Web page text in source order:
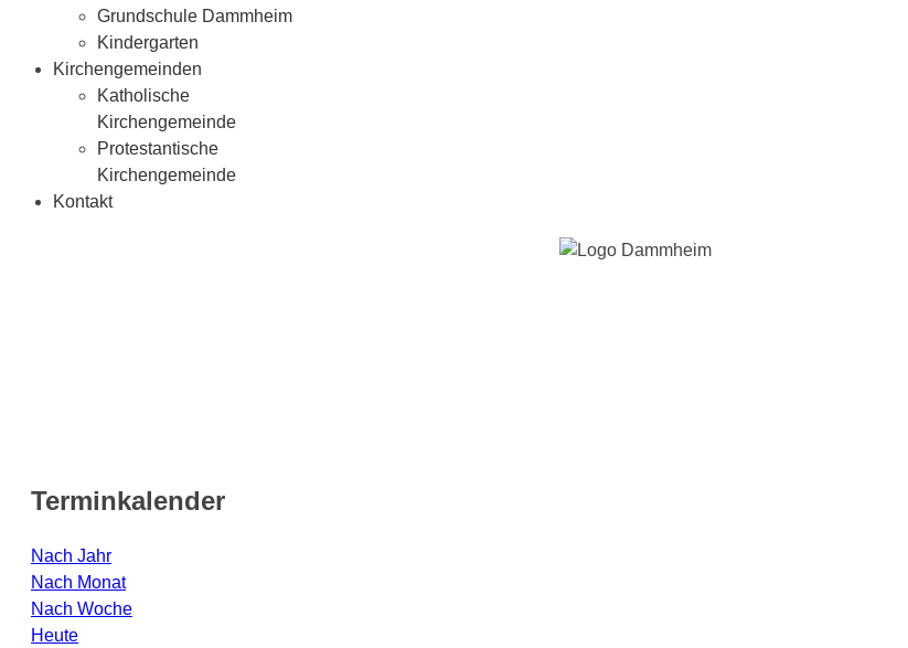
Grundschule Dammheim
Kindergarten
Kirchengemeinden
Katholische
Kirchengemeinde
Protestantische
Kirchengemeinde
Kontakt
Terminkalender
Nach Jahr
Nach Monat
Nach Woche
Heute